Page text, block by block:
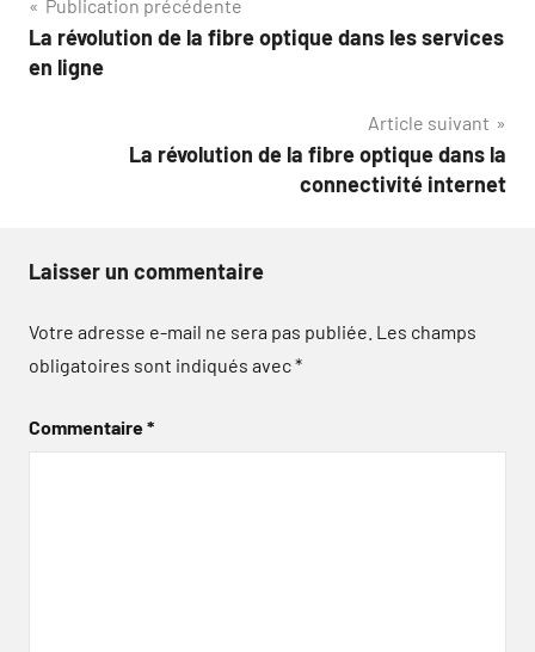
Navigation
de
Publication précédente
La révolution de la fibre optique dans les services
en ligne
Article suivant
La révolution de la fibre optique dans la
connectivité internet
Laisser un commentaire
Votre adresse e-mail ne sera pas publiée. Les champs
obligatoires sont indiqués avec*
Commentaire*